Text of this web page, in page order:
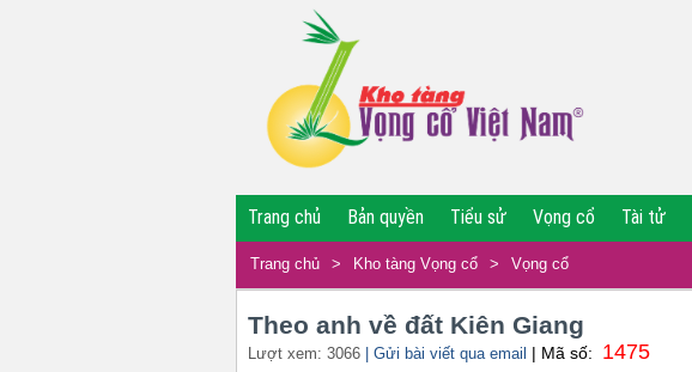
Trang chủ Bản quyền Tiểu sử Vọng cổ Tài tử
Trang chủ > Kho tàng Vọng cổ > Vọng cổ
Theo anh về đất Kiên Giang
Lượt xem: 3066 | Gửi bài viết qua email | Mã số: 1475